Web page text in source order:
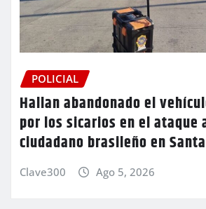
POLICIAL
Hallan abandonado el
por los sicarios en el ataque
ciudadano brasileño en
Clave300 Ago 5, 2026